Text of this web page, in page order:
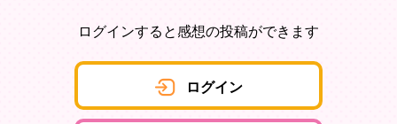
ログインすると感想の投稿ができます
ログイン